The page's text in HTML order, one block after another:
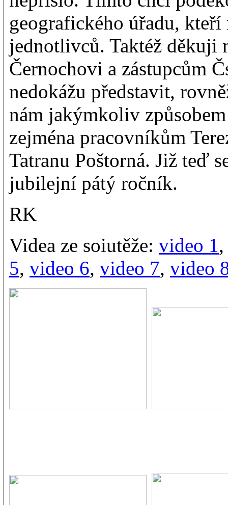
geografického úřadu,
jednotlivců. Taktéž děkuji
Černochovi a zástupcům
nedokážu představit,
nám jakýmkoliv
zejména pracovníkům
Tatranu Poštorná. Již teď
jubilejní pátý ročník.
RK
Videa ze soiutěže: video 1
5, video 6, video 7, video